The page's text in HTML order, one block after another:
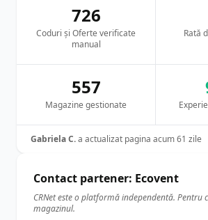
726
Coduri și Oferte verificate
manual
Rată
557
Magazine gestionate
Gabriela C.a actualizat pagina acum 61 zile
Contact partener: Ecovent
CRNet este o platformă independentă. Pentru
magazinul.